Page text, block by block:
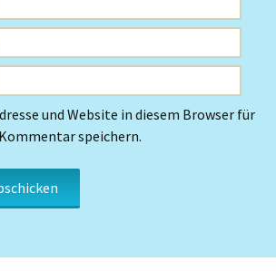
und Website in diesem Browser für
speichern.